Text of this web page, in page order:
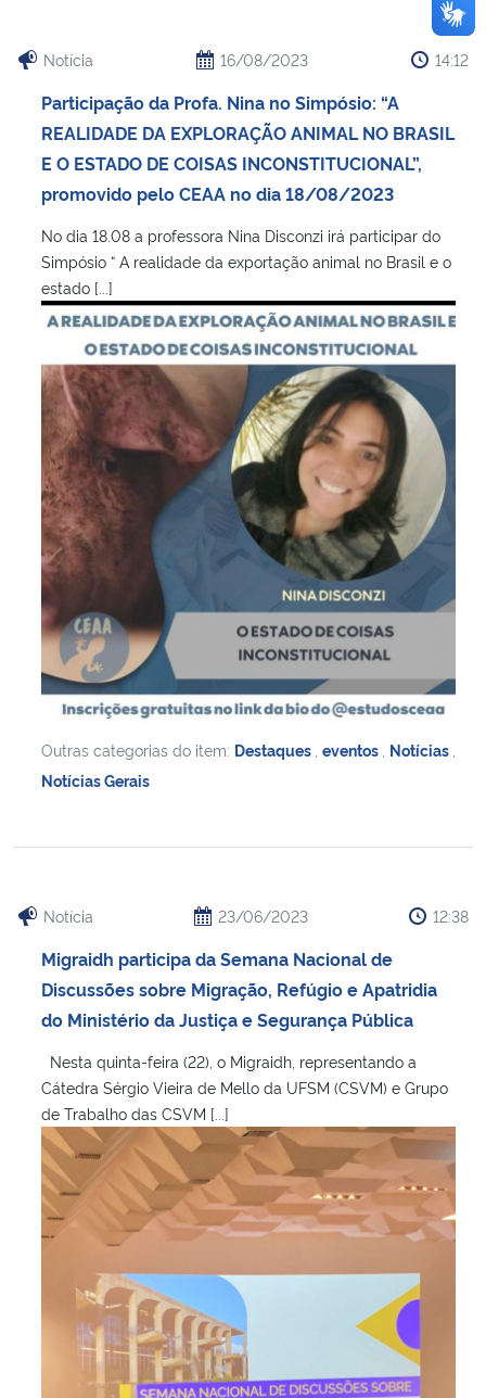
Notícia 16/08/2023 14:12
Participação da Profa. Nina no Simpósio: “A
REALIDADE DA EXPLORAÇÃO ANIMAL NO BRASIL
E O ESTADO DE COISAS INCONSTITUCIONAL”,
promovido pelo CEAA no dia 18/08/2023
No dia 18.08 a professora Nina Disconzi irá participar do
Simpósio “ A realidade da exportação animal no Brasil e o
estado [...]
Outras categorias do item: Destaques eventos Notícias
Notícias Gerais
Notícia 23/06/2023 12:38
Migraidh participa da Semana Nacional de
Discussões sobre Migração, Refúgio e Apatridia
do Ministério da Justiça e Segurança Pública
Nesta quinta-feira (22), o Migraidh, representando a
Cátedra Sérgio Vieira de Mello da UFSM (CSVM) e Grupo
de Trabalho das CSVM [...]